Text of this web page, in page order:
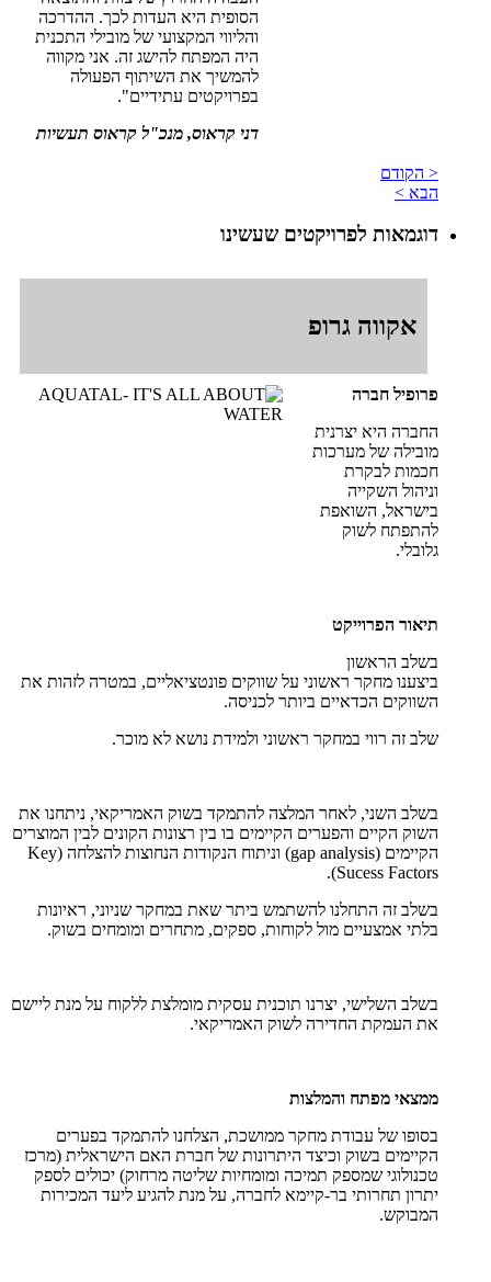
הסופית היא העדות לכך. ההדרכה
והליווי המקצועי של מובילי התכנית
היה המפתח להישג זה. אני מקווה
להמשיך את השיתוף הפעולה
בפרויקטים עתידיים".
דני קראוס, מנכ"ל קראוס תעשיות
< הקודם
הבא >
דוגמאות לפרויקטים שעשינו
אקווה גרופ
פרופיל חברה
החברה היא יצרנית
מובילה של מערכות
חכמות לבקרת
וניהול השקייה
בישראל, השואפת
להתפתח לשוק
גלובלי.
תיאור הפרוייקט
בשלב הראשון
ביצענו מחקר ראשוני על שווקים פונטציאליים, במטרה לזהות את
השווקים הכדאיים ביותר לכניסה.
שלב זה רווי במחקר ראשוני ולמידת נושא לא מוכר.
בשלב השני, לאחר המלצה להתמקד בשוק האמריקאי, ניתחנו את
השוק הקיים והפערים הקיימים בו בין רצונות הקונים לבין המוצרים
הקיימים (gap analysis) וניתוח הנקודות הנחוצות להצלחה (Key
Sucess Factors).
בשלב זה התחלנו להשתמש ביתר שאת במחקר שניוני, ראיונות
בלתי אמצעיים מול לקוחות, ספקים, מתחרים ומומחים בשוק.
בשלב השלישי, יצרנו תוכנית עסקית מומלצת ללקוח על מנת ליישם
את העמקת החדירה לשוק האמריקאי.
ממצאי מפתח והמלצות
בסופו של עבודת מחקר ממושכת, הצלחנו להתמקד בפערים
הקיימים בשוק וכיצד היתרונות של חברת האם הישראלית (מרכז
טכנולוגי שמספק תמיכה ומומחיות שליטה מרחוק) יכולים לספק
יתרון תחרותי בר-קיימא לחברה, על מנת להגיע ליעד המכירות
המבוקש.